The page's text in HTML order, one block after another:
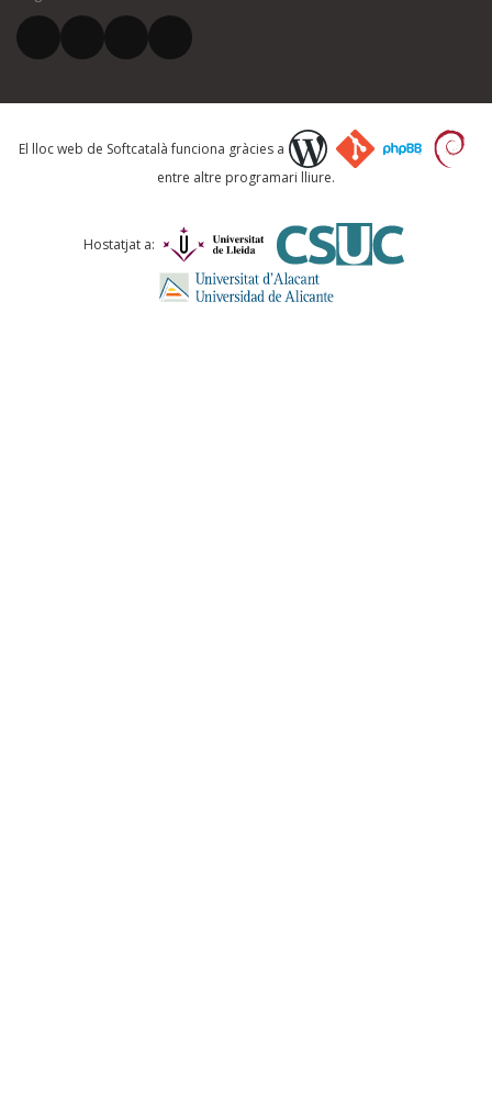
El vostre correu electrònic *
Què proposeu?
Comentari *
El lloc web de Softcatalà funciona gràcies a
entre altre programari lliure.
Hostatjat a: